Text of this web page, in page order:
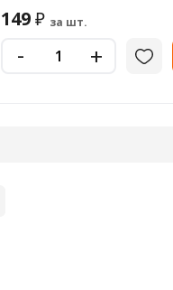
149₽ за шт.
- +